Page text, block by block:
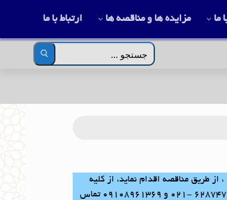
ما مزایده ها و مناقصه ها ارتباط با ما
جستجو
برای:
طریق مناقصه اقدام نماید، از کلیه
تولیدکنندگان و فروشندگان حقیقی و حقوقی فعال دعوت می‌نماید از تاریخ درج آگهی به مدت ۷ روز جهت دریافت اسناد مناقصه با شماره‌های ۶۲۸۷۴۷۷۹ -۰۲۱ و ۰۹۱۰۸۹۶۱۳۶۹ تماس